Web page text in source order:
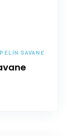
SAVANE